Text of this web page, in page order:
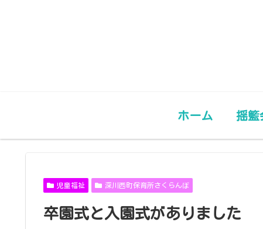
ホーム 揺籃
児童福祉 深川西町保育所さくらんぼ
卒園式と入園式がありました